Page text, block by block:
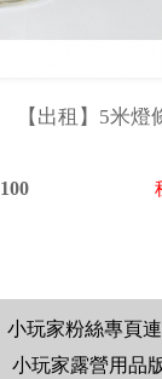
【出租】5米燈
100
小玩家粉絲專頁
小玩家露營用品